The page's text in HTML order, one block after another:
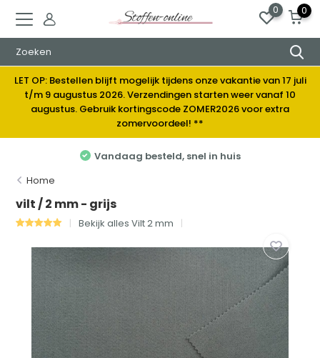
0 0
LET OP: Bestellen blijft mogelijk tijdens onze vakantie van 17 juli
t/m 9 augustus 2026. Verzendingen starten weer vanaf 10
augustus. Gebruik kortingscode ZOMER2026 voor extra
zomervoordeel! **
Elke week nieuwe stoffen
Home
vilt / 2 mm - grijs
Bekijk alles Vilt 2 mm